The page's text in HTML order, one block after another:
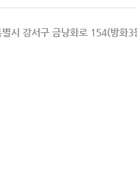
시 강서구 금낭화로 154(방화3